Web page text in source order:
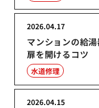
マンションの給
扉を開けるコツ
2026.04.17
水道修理
2026.04.15